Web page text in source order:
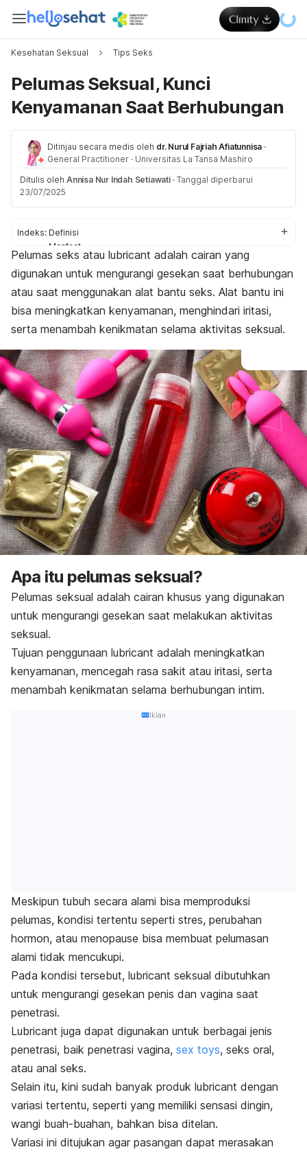
Kesehatan Seksual Tips Seks
Pelumas Seksual, Kunci
Kenyamanan Saat Berhubungan
Ditinjau secara medis oleh dr. Nurul Fajriah Afiatunnisa ·
General Practitioner · Universitas La Tansa Mashiro
Ditulis oleh Annisa Nur Indah Setiawati · Tanggal diperbarui
23/07/2025
Indeks: Definisi
Manfaat
Jenis pelumas
Cara pakai
Pelumas seks atau lubricant adalah cairan yang
digunakan untuk mengurangi gesekan saat berhubungan
atau saat menggunakan alat bantu seks. Alat bantu ini
bisa meningkatkan kenyamanan, menghindari iritasi,
serta menambah kenikmatan selama aktivitas seksual.
Apa itu pelumas seksual?
Pelumas seksual adalah cairan khusus yang digunakan
untuk mengurangi gesekan saat melakukan aktivitas
seksual.
Tujuan penggunaan lubricant adalah meningkatkan
kenyamanan, mencegah rasa sakit atau iritasi, serta
menambah kenikmatan selama berhubungan intim.
Iklan
Meskipun tubuh secara alami bisa memproduksi
pelumas, kondisi tertentu seperti stres, perubahan
hormon, atau menopause bisa membuat pelumasan
alami tidak mencukupi.
Pada kondisi tersebut, lubricant seksual dibutuhkan
untuk mengurangi gesekan penis dan vagina saat
penetrasi.
Lubricant juga dapat digunakan untuk berbagai jenis
penetrasi, baik penetrasi vagina, sex toys, seks oral,
atau anal seks.
Selain itu, kini sudah banyak produk lubricant dengan
variasi tertentu, seperti yang memiliki sensasi dingin,
wangi buah-buahan, bahkan bisa ditelan.
Variasi ini ditujukan agar pasangan dapat merasakan